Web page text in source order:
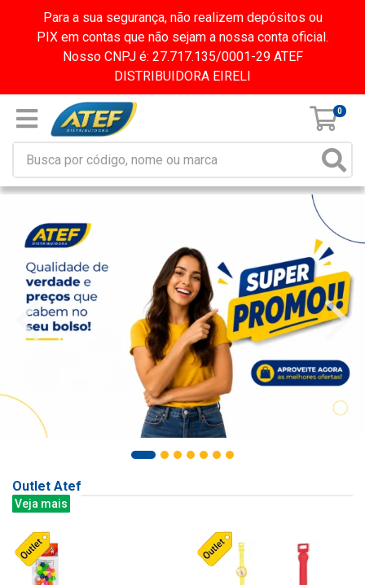
Para a sua segurança, não realizem depósitos ou
PIX em contas que não sejam a nossa conta oficial.
Nosso CNPJ é: 27.717.135/0001-29 ATEF
DISTRIBUIDORA EIRELI
0
Outlet Atef
Veja mais